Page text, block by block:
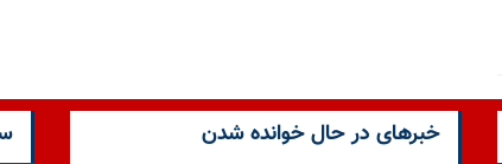
خبرهای در حال خوانده شدن